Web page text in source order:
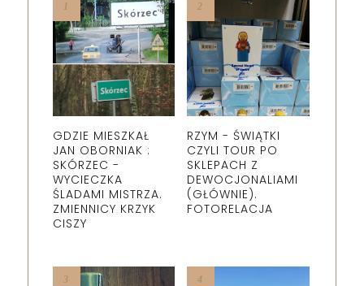
GDZIE MIESZKAŁ
JAN OBORNIAK :
SKÓRZEC -
WYCIECZKA
ŚLADAMI MISTRZA.
ZMIENNICY KRZYK
CISZY
RZYM - ŚWIĄTKI
CZYLI TOUR PO
SKLEPACH Z
DEWOCJONALIAMI
(GŁÓWNIE).
FOTORELACJA